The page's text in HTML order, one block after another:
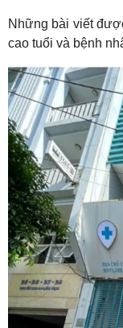
Những bài viết
cao tuổi và bệnh